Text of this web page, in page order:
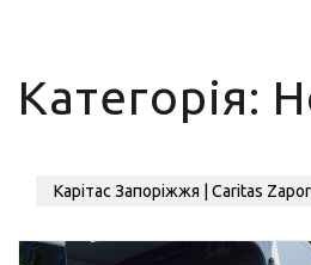
Категорія:
Карітас Запоріжжя | Caritas